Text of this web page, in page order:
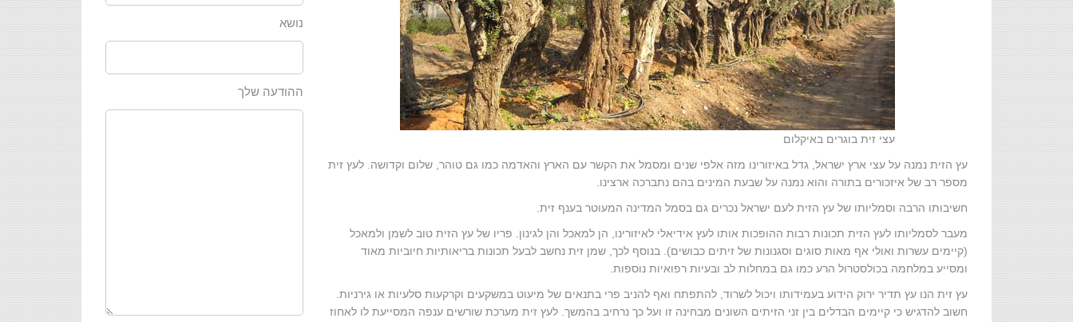
עצי זית בוגרים באיקלום
עץ הזית נמנה על עצי ארץ ישראל, גדל באיזורינו מזה אלפי שנים ומסמל את הקשר עם הארץ והאדמה כמו גם טוהר, שלום וקדושה. לעץ זית
מספר רב של איזכורים בתורה והוא נמנה על שבעת המינים בהם נתברכה ארצינו.
חשיבותו הרבה וסמליותו של עץ הזית לעם ישראל נכרים גם בסמל המדינה המעוטר בענף זית.
מעבר לסמליותו לעץ הזית תכונות רבות ההופכות אותו לעץ אידיאלי לאיזורינו, הן למאכל והן לגינון. פריו של עץ הזית טוב לשמן ולמאכל
(קיימים עשרות ואולי אף מאות סוגים וסגנונות של זיתים כבושים). בנוסף לכך, שמן זית נחשב לבעל תכונות בריאותיות חיוביות מאוד
ומסייע במלחמה בכולסטרול הרע כמו גם במחלות לב ובעיות רפואיות נוספות.
עץ זית הנו עץ תדיר ירוק הידוע בעמידותו ויכול לשרוד, להתפתח ואף להניב פרי בתנאים של מיעוט במשקעים וקרקעות סלעיות או גירניות.
חשוב להדגיש כי קיימים הבדלים בין זני הזיתים השונים מבחינה זו ועל כך נרחיב בהמשך. לעץ זית מערכת שורשים ענפה המסייעת לו לאחוז
נושא
ההודעה שלך